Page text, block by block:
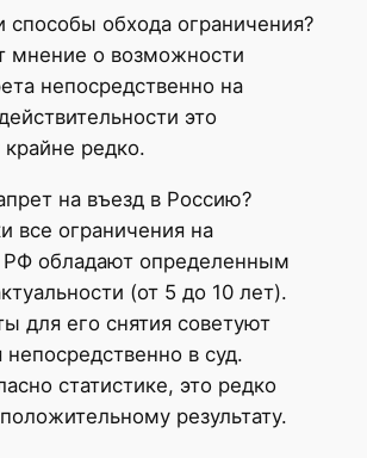
обхода ограничения?
мнение о возможности
непосредственно на
это
крайне редко.
на въезд в Россию?
все ограничения на
обладают определенным
(от 5 до 10 лет).
для его снятия советуют
в суд.
статистике, это редко
результату.